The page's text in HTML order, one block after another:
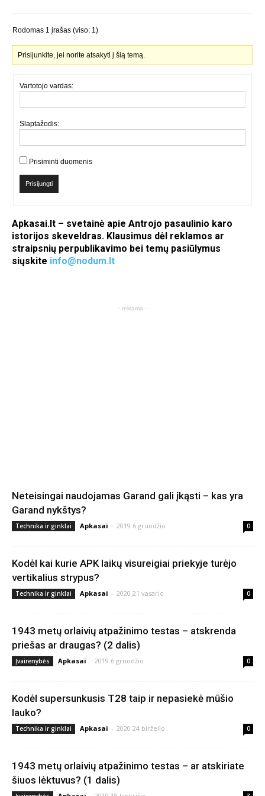
Rodomas 1 įrašas (viso: 1)
Prisijunkite, jei norite atsakyti į šią temą.
Vartotojo vardas:
Slaptažodis:
Prisiminti duomenis
Prisijungti
Apkasai.lt – svetainė apie Antrojo pasaulinio karo
istorijos skeveldras. Klausimus dėl reklamos ar
straipsnių perpublikavimo bei temų pasiūlymus
siųskite info@nodum.lt
- reklama -
Neteisingai naudojamas Garand gali įkąsti – kas yra
Garand nykštys?
Technika ir ginklai Apkasai - 2019 6 gruodžio 0
Kodėl kai kurie APK laikų visureigiai priekyje turėjo
vertikalius strypus?
Technika ir ginklai Apkasai - 2020 21 vasario 0
1943 metų orlaivių atpažinimo testas – atskrenda
priešas ar draugas? (2 dalis)
Įvairenybės Apkasai - 2019 6 gruodžio 0
Kodėl supersunkusis T28 taip ir nepasiekė mūšio
lauko?
Technika ir ginklai Apkasai - 2020 24 birželio 0
1943 metų orlaivių atpažinimo testas – ar atskiriate
šiuos lėktuvus? (1 dalis)